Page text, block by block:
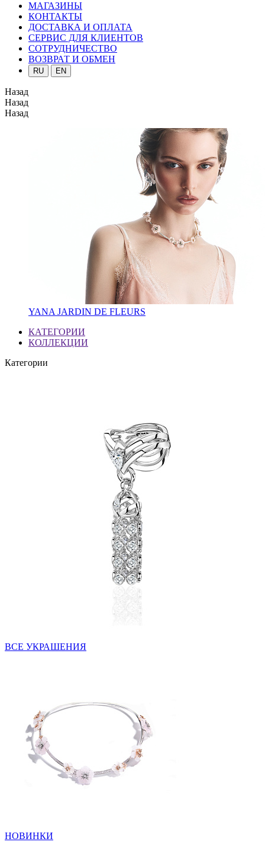
МАГАЗИНЫ
КОНТАКТЫ
ДОСТАВКА И ОПЛАТА
СЕРВИС ДЛЯ КЛИЕНТОВ
СОТРУДНИЧЕСТВО
ВОЗВРАТ И ОБМЕН
RU EN
Назад
Назад
Назад
YANA JARDIN DE FLEURS
КАТЕГОРИИ
КОЛЛЕКЦИИ
Категории
ВСЕ УКРАШЕНИЯ
НОВИНКИ